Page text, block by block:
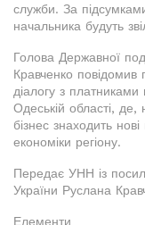
служби. За
начальника будуть
Голова Державної
Кравченко повідомив
діалогу з
Одеській області,
бізнес знаходить
економіки регіону.
Передає УНН із
України Руслана
Елементи